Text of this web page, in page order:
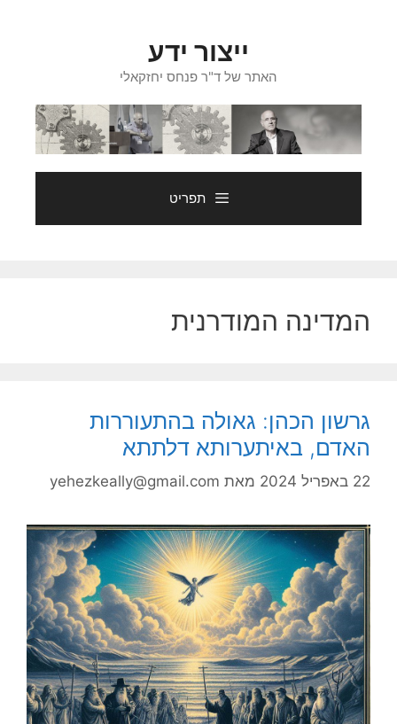
ייצור ידע
האתר של ד"ר פנחס יחזקאלי
תפריט
המדינה המודרנית
גרשון הכהן: גאולה בהתעוררות
האדם, באיתערותא דלתתא
22 באפריל 2024 מאת yehezkeally@gmail.com